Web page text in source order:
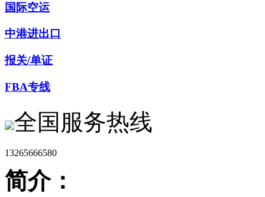
国际空运
中港进出口
报关/单证
FBA专线
全国服务热线
13265666580
简介：